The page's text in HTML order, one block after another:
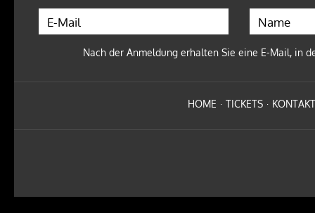
NEU IM VORVERKAUF!
KUPFERGOLD - BOSS BITCH BARMAID TOUR 2027
Nach der Anmeldung erhalten Sie eine E-Mail, in
HOME TICKETS KONTAKT